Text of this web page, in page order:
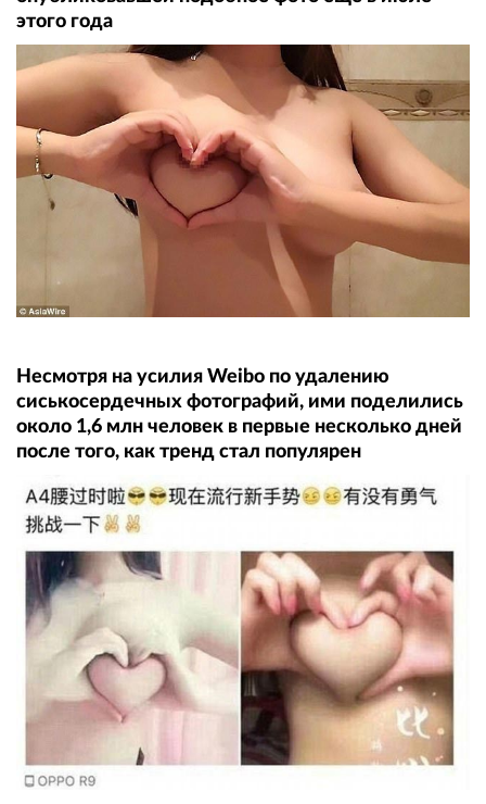
этого года
Несмотря на усилия Weibo по удалению
сиськосердечных фотографий, ими поделились
около 1,6 млн человек в первые несколько дней
после того, как тренд стал популярен